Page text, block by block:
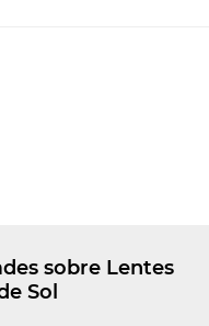
sobre Lentes
Sol